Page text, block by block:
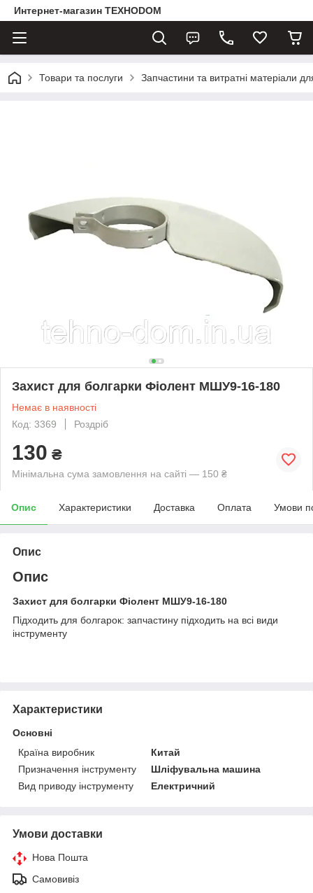
Интернет-магазин ТЕХНОDOM
Товари та послуги Запчастини та витратні матеріали
Захист для болгарки Фіолент МШУ9-16-180
Немає в наявності
Код: 3369
Роздріб
130 ₴
Мінімальна сума замовлення на сайті — 150 ₴
Опис Характеристики Доставка Оплата Умови
Опис
Опис
Захист для болгарки Фіолент МШУ9-16-180
Підходить для болгарок: запчастину підходить на всі види
інструменту
Характеристики
Основні
Країна виробник
Китай
Призначення інструменту
Шліфувальна машина
Вид приводу інструменту
Електричний
Умови доставки
Нова Пошта
Самовивіз